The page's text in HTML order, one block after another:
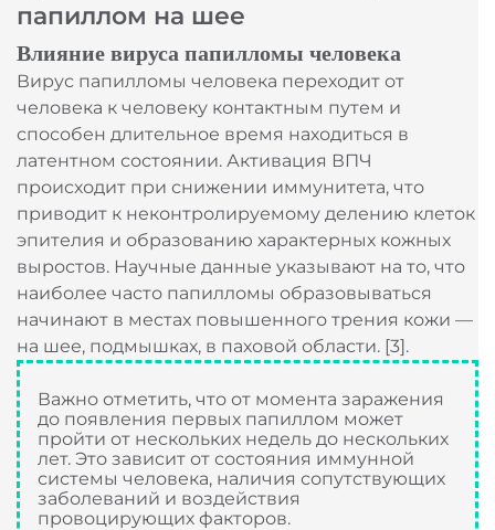
папиллом на шее
Влияние вируса папилломы человека
Вирус папилломы человека переходит от
человека к человеку контактным путем и
способен длительное время находиться в
латентном состоянии. Активация ВПЧ
происходит при снижении иммунитета, что
приводит к неконтролируемому делению клеток
эпителия и образованию характерных кожных
выростов. Научные данные указывают на то, что
наиболее часто папилломы образовываться
начинают в местах повышенного трения кожи —
на шее, подмышках, в паховой области. [3].
Важно отметить, что от момента заражения
до появления первых папиллом может
пройти от нескольких недель до нескольких
лет. Это зависит от состояния иммунной
системы человека, наличия сопутствующих
заболеваний и воздействия
провоцирующих факторов.